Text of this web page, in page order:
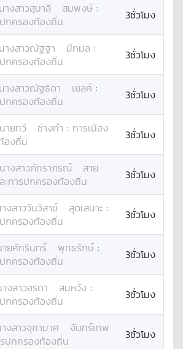
นางสาวสุมาลี สมพงษ์ :
ปกครองท้องถิ่น
3ชั่วโมง
นางสาวณัฐฐา มีกมล :
ปกครองท้องถิ่น
3ชั่วโมง
นางสาวณัฐธิดา เยลค์ :
ปกครองท้องถิ่น
3ชั่วโมง
นายทวี ช่างทำ : การเมือง
องถิ่น
3ชั่วโมง
นางสาวภัทราภรณ์
สาย
ะการปกครองท้องถิ่น 3ชั่วโมง
งสาววันวิสาข์ สุดเสนาะ :
ปกครองท้องถิ่น
3ชั่วโมง
ยศักรินทร์ พุทธรักษ์ :
ปกครองท้องถิ่น
3ชั่วโมง
งสาวอรดา สมหวัง :
ปกครองท้องถิ่น
3ชั่วโมง
งสาวจุฑามาศ
จันทร์เทพ
รปกครองท้องถิ่น 3ชั่วโมง